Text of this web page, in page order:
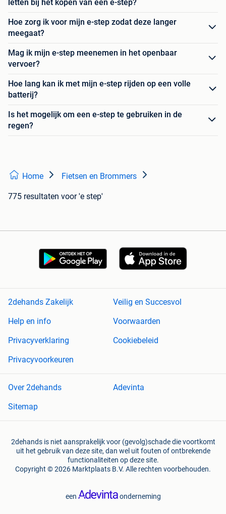
letten bij het kopen van een e-step?
Hoe zorg ik voor mijn e-step zodat deze langer
meegaat?
Mag ik mijn e-step meenemen in het openbaar
vervoer?
Hoe lang kan ik met mijn e-step rijden op een volle
batterij?
Is het mogelijk om een e-step te gebruiken in de
regen?
Home Fietsen en Brommers
775 resultaten voor 'e step'
2dehands Zakelijk
Veilig en Succesvol
Help en info
Voorwaarden
Privacyverklaring
Cookiebeleid
Privacyvoorkeuren
Over 2dehands
Adevinta
Sitemap
2dehands is niet aansprakelijk voor (gevolg)schade die voortkomt
uit het gebruik van deze site, dan wel uit fouten of ontbrekende
functionaliteiten op deze site.
Copyright © 2026 Marktplaats B.V. Alle rechten voorbehouden.
een onderneming